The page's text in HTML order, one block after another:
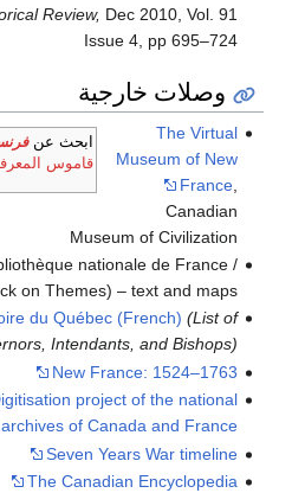
Review, Dec 2010, Vol. 91
Issue 4, pp 695–724
وصلات خارجية
ابحث عن
قاموس
The Virtual
Museum of New
France,
Canadian
Museum of Civilization
nationale de France /
on Themes) – text and maps
du Québec (French) (List of
Intendants, and Bishops)
New France: 1524–1763
project of the national
archives of Canada and France
Seven Years War timeline
The Canadian Encyclopedia